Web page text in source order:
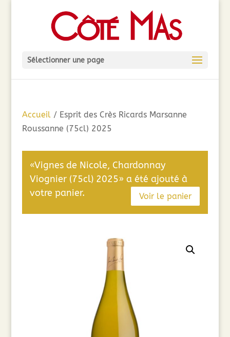
Sélectionner une page
Accueil/ Esprit des Crès Ricards Marsanne
Roussanne (75cl) 2025
«Vignes de Nicole, Chardonnay
Viognier (75cl) 2025» a été ajouté à
votre panier.
Voir le panier